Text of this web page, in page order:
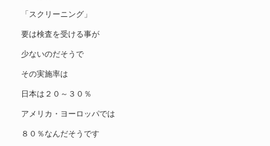
「スクリーニング」
要は検査を受ける事が
少ないのだそうで
その実施率は
日本は２０～３０％
アメリカ・ヨーロッパでは
８０％なんだそうです